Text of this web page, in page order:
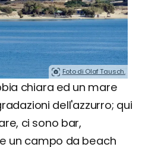
Foto di Olaf Tausch.
chiara ed un mare
dell'azzurro; qui
ci sono bar,
un campo da beach